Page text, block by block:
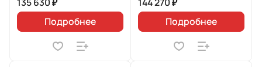
Подробнее
Подробнее